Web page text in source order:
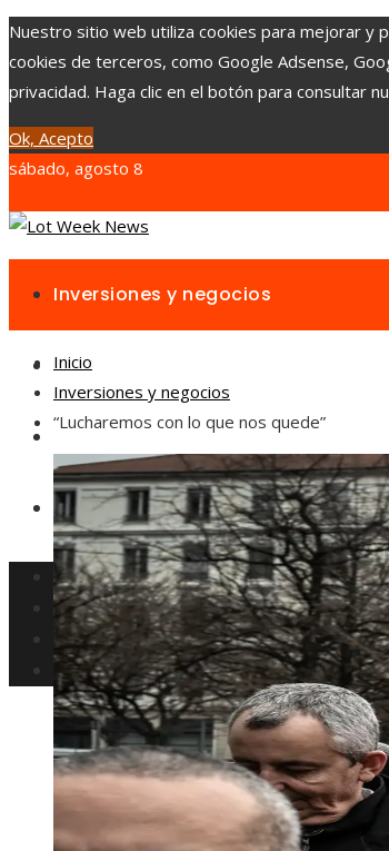
Nuestro sitio web utiliza cookies para mejorar y
cookies de terceros, como Google Adsense,
privacidad. Haga clic en el botón para consultar
Ok, Acepto
sábado, agosto 8
Inversiones y negocios
Responsabilidad social
Cultura y ocio
Ciencia y tecnología
Inversiones y negocios
Responsabilidad social
Cultura y ocio
Ciencia y tecnología
Inicio
Inversiones y negocios
“Lucharemos con lo que nos quede”